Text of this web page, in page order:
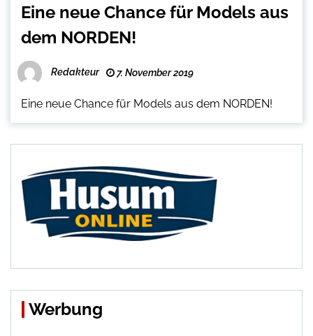
Eine neue Chance für Models aus
dem NORDEN!
Redakteur 7. November 2019
Eine neue Chance für Models aus dem NORDEN!
Werbung